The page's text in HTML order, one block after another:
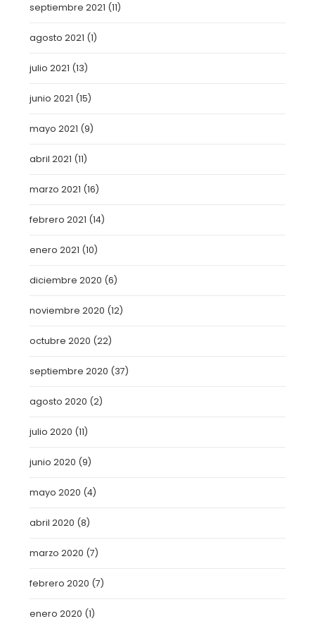
septiembre 2021 (11)
agosto 2021 (1)
julio 2021 (13)
junio 2021 (15)
mayo 2021 (9)
abril 2021 (11)
marzo 2021 (16)
febrero 2021 (14)
enero 2021 (10)
diciembre 2020 (6)
noviembre 2020 (12)
octubre 2020 (22)
septiembre 2020 (37)
agosto 2020 (2)
julio 2020 (11)
junio 2020 (9)
mayo 2020 (4)
abril 2020 (8)
marzo 2020 (7)
febrero 2020 (7)
enero 2020 (1)